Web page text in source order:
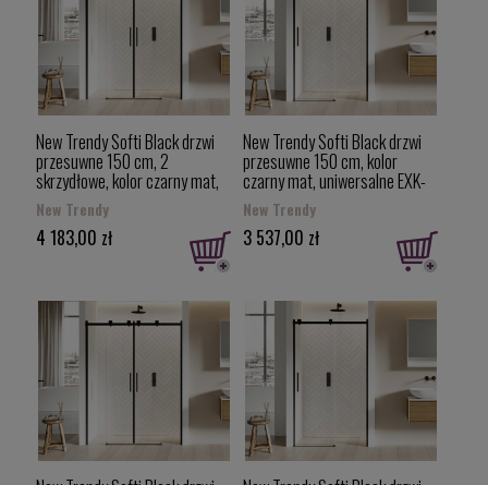
New Trendy Softi Black drzwi
przesuwne 150 cm, 2
skrzydłowe, kolor czarny mat,
uniwersalne EXK-3961
New Trendy
4 183,00 zł
New Trendy Softi Black drzwi
przesuwne 150 cm, kolor
czarny mat, uniwersalne EXK-
3955
New Trendy
3 537,00 zł